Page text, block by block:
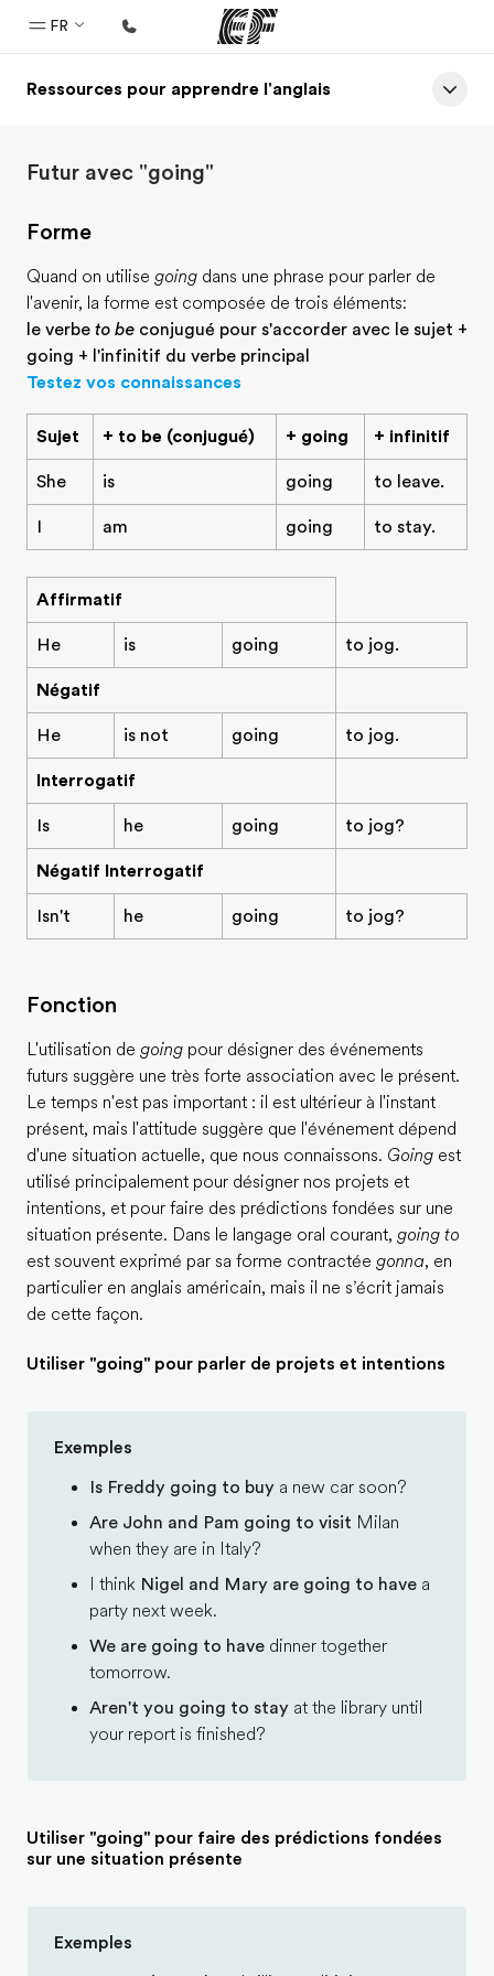
FR
Accueil
Programmes
Bureaux
Trouver un bureau
A propos de nous
Qui sommes-nous ?
EF recrute
Rejoignez nos équipes
Ressources pour apprendre l'anglais
Futur avec "going"
Forme
Quand on utilise going dans une phrase pour parler de
l'avenir, la forme est composée de trois éléments:
le verbe to be conjugué pour s'accorder avec le sujet +
going + l'infinitif du verbe principal
Testez vos connaissances
Sujet + to be (conjugué) + going + infinitif
She is going to leave.
I am going to stay.
Affirmatif
He is going to jog.
Négatif
He is not going to jog.
Interrogatif
Is he going to jog?
Négatif Interrogatif
Isn't he going to jog?
Fonction
L'utilisation de going pour désigner des événements
futurs suggère une très forte association avec le présent.
Le temps n'est pas important : il est ultérieur à l'instant
présent, mais l'attitude suggère que l'événement dépend
d'une situation actuelle, que nous connaissons. Going est
utilisé principalement pour désigner nos projets et
intentions, et pour faire des prédictions fondées sur une
situation présente. Dans le langage oral courant, going to
est souvent exprimé par sa forme contractée gonna, en
particulier en anglais américain, mais il ne s’écrit jamais
de cette façon.
Utiliser "going" pour parler de projets et intentions
Exemples
Is Freddy going to buy a new car soon?
Are John and Pam going to visit Milan
when they are in Italy?
I think Nigel and Mary are going to have a
party next week.
We are going to have dinner together
tomorrow.
Aren't you going to stay at the library until
your report is finished?
Utiliser "going" pour faire des prédictions fondées
sur une situation présente
Exemples